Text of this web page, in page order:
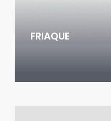
FRIAQUE